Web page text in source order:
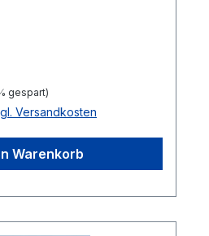
gespart)
Versandkosten
Warenkorb